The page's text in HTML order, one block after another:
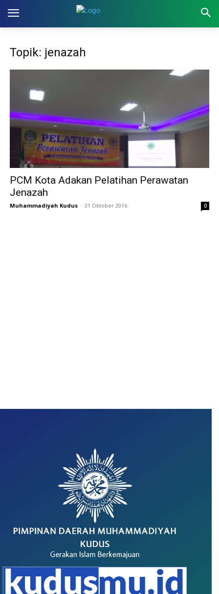
Topik: jenazah
PCM Kota Adakan Pelatihan Perawatan
Jenazah
Muhammadiyah Kudus - 31 Oktober 2016 0